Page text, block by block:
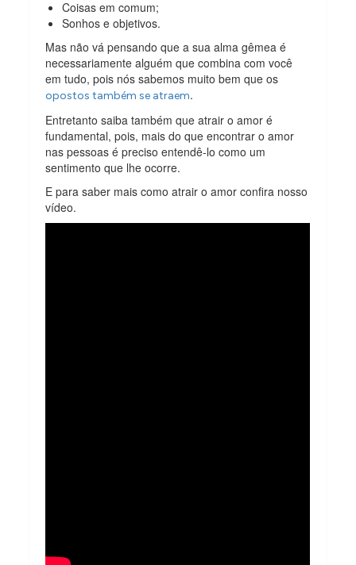
Coisas em comum;
Sonhos e objetivos.
Mas não vá pensando que a sua alma gêmea é
necessariamente alguém que combina com você
em tudo, pois nós sabemos muito bem que os
opostos também se atraem.
Entretanto saiba também que atrair o amor é
fundamental, pois, mais do que encontrar o amor
nas pessoas é preciso entendê-lo como um
sentimento que lhe ocorre.
E para saber mais como atrair o amor confira nosso
vídeo.